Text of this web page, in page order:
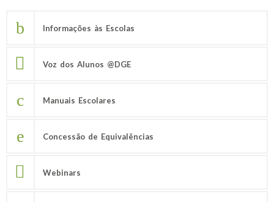
Informações às Escolas
Voz dos Alunos @DGE
Manuais Escolares
Concessão de Equivalências
Webinars